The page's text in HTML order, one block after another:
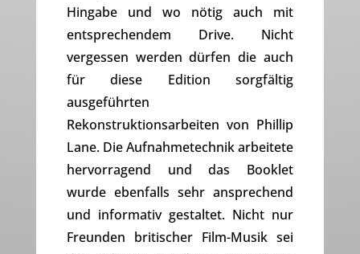
Hingabe und wo nötig auch mit
entsprechendem Drive. Nicht
vergessen werden dürfen die auch
für diese Edition sorgfältig
ausgeführten
Rekonstruktionsarbeiten von Phillip
Lane. Die Aufnahmetechnik arbeitete
hervorragend und das Booklet
wurde ebenfalls sehr ansprechend
und informativ gestaltet. Nicht nur
Freunden britischer Film-Musik sei